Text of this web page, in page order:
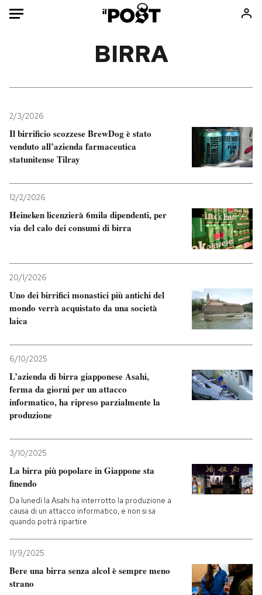
Mondo
Politica
Tecnologia
Internet
Scienza
Cultura
Economia
Sport
Consumismi
Ok Boomer!
Media
Altrecose
Mondiali calcio 2026
PODCAST
NEWSLETTER
I MIEI PREFERITI
SHOP
CALENDARIO
AREA PERSONALE
Entra
BIRRA
2/3/2026
Il birrificio scozzese BrewDog è stato
venduto all’azienda farmaceutica
statunitense Tilray
12/2/2026
Heineken licenzierà 6mila dipendenti, per
via del calo dei consumi di birra
20/1/2026
Uno dei birrifici monastici più antichi del
mondo verrà acquistato da una società
laica
6/10/2025
L’azienda di birra giapponese Asahi,
ferma da giorni per un attacco
informatico, ha ripreso parzialmente la
produzione
3/10/2025
La birra più popolare in Giappone sta
finendo
Da lunedì la Asahi ha interrotto la produzione a
causa di un attacco informatico, e non si sa
quando potrà ripartire
11/9/2025
Bere una birra senza alcol è sempre meno
strano